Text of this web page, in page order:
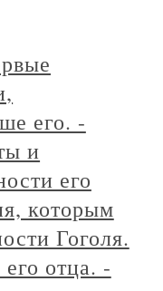
его. -
и
его
которым
Гоголя.
отца. -